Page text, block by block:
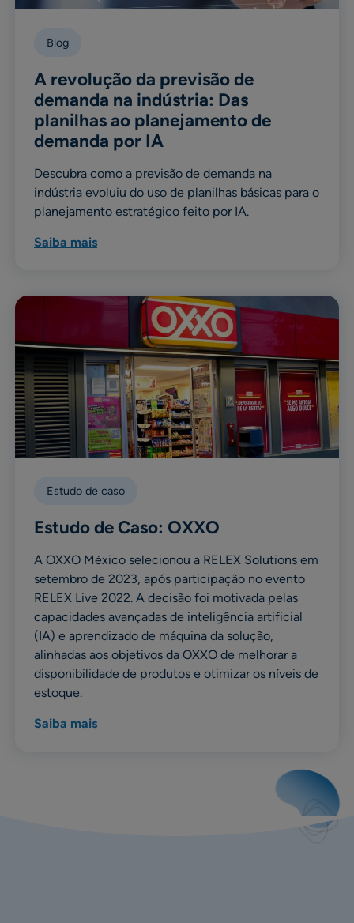
Blog
A revolução da previsão de
demanda na indústria: Das
planilhas ao planejamento de
demanda por IA
Descubra como a previsão de demanda na
indústria evoluiu do uso de planilhas básicas para o
planejamento estratégico feito por IA.
Saiba mais
Estudo de caso
Estudo de Caso: OXXO
A OXXO México selecionou a RELEX Solutions em
setembro de 2023, após participação no evento
RELEX Live 2022. A decisão foi motivada pelas
capacidades avançadas de inteligência artificial
(IA) e aprendizado de máquina da solução,
alinhadas aos objetivos da OXXO de melhorar a
disponibilidade de produtos e otimizar os níveis de
estoque.
Saiba mais